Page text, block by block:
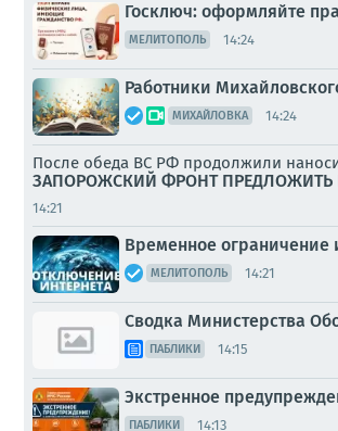
Госключ: оформляйте
МЕЛИТОПОЛЬ 14:24
Работники
МИХАЙЛОВКА 14:24
После обеда ВС РФ продолжили
ЗАПОРОЖСКИЙ ФРОНТ ПРЕДЛОЖИТЬ
14:21
Временное ограничение
МЕЛИТОПОЛЬ 14:21
Сводка Министерства
ПАБЛИКИ 14:15
Экстренное
ПАБЛИКИ 14:13